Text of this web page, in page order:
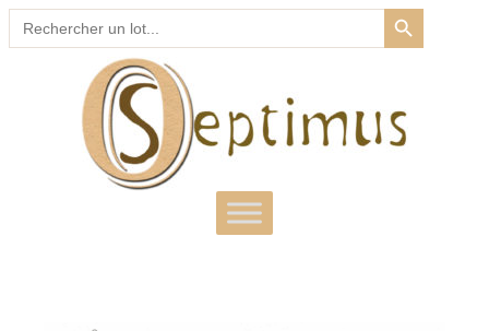
Search
for:
SEARCH BUTTON